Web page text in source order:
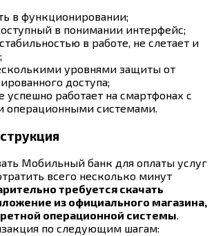
в функционировании;
в понимании интерфейс;
в работе, не слетает и
уровнями защиты от
доступа;
успешно работает на смартфонах с
операционными системами.
Мобильный банк для оплаты услуг
всего несколько минут
требуется скачать
из официального магазина,
операционной системы.
по следующим шагам: